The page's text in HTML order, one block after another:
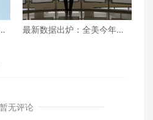
最新数据出炉：全美今年已
暂无评论